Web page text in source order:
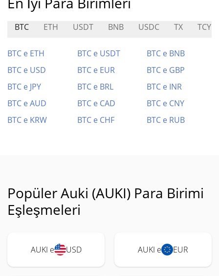
BTC ETH USDT BNB USDC TX TCY
BTC e ETH BTC e USDT
BTC e BNB
BTC e USD
BTC e EUR
BTC e GBP
BTC e JPY
BTC e BRL
BTC e INR
BTC e AUD
BTC e CAD
BTC e CNY
BTC e KRW
BTC e CHF BTC e RUB
Popüler Auki (AUKI) Para Birimi
Eşleşmeleri
AUKI e USD AUKI e EUR